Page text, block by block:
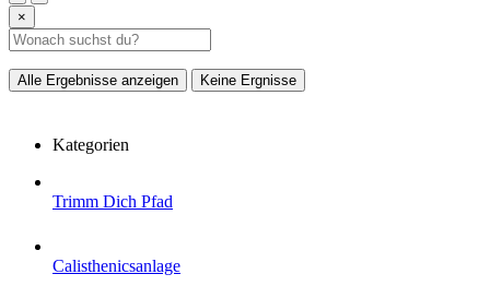
×
Alle Ergebnisse anzeigen Keine Ergnisse
Kategorien
Trimm Dich Pfad
Calisthenicsanlage